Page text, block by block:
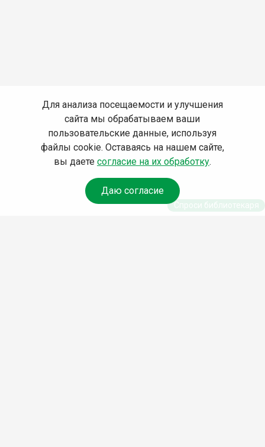
Для анализа посещаемости и улучшения
сайта мы обрабатываем ваши
пользовательские данные, используя
файлы cookie. Оставаясь на нашем сайте,
вы даете согласие на их обработку.
Даю согласие
Спроси библиотекаря